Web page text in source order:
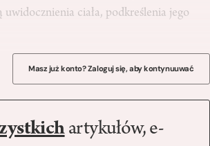
ciała, podkreślenia jego
Masz już konto? Zaloguj się, aby kontynuuwać
artykułów, e-